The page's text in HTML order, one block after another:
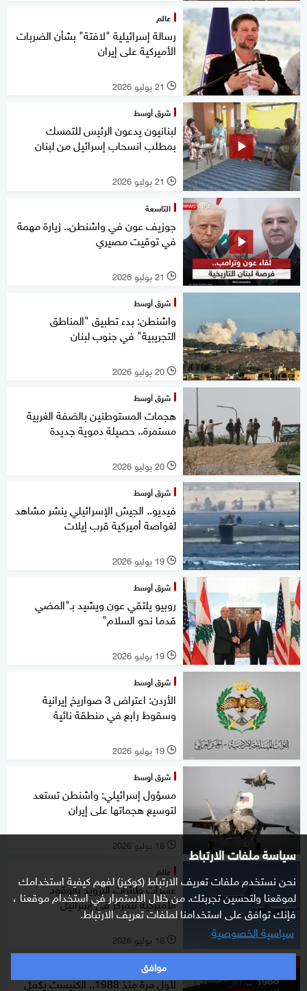
سياسة ملفات الارتباط
نحن نستخدم ملفات تعريف الارتباط (كوكيز) لفهم كيفية استخدامك
لموقعنا ولتحسين تجربتك. من خلال الاستمرار في استخدام موقعنا ،
فإنك توافق على استخدامنا لملفات تعريف الارتباط.
سياسية الخصوصية
موافق
عالم
رسالة إسرائيلية "لافتة" بشأن الضربات
الأميركية على إيران
l 21 يوليو 2026
شرق أوسط
لبنانيون يدعون الرئيس للتمسك
بمطلب انسحاب إسرائيل من لبنان
l 21 يوليو 2026
التاسعة
جوزيف عون في واشنطن.. زيارة مهمة
في توقيت مصيري
l 21 يوليو 2026
شرق أوسط
واشنطن: بدء تطبيق "المناطق
التجريبية" في جنوب لبنان
l 20 يوليو 2026
شرق أوسط
هجمات المستوطنين بالضفة الغربية
مستمرة.. حصيلة دموية جديدة
l 20 يوليو 2026
شرق أوسط
فيديو.. الجيش الإسرائيلي ينشر مشاهد
لغواصة أميركية قرب إيلات
l 19 يوليو 2026
شرق أوسط
روبيو يلتقي عون ويشيد بـ"المضي
قدما نحو السلام"
l 19 يوليو 2026
شرق أوسط
الأردن: اعتراض 3 صواريخ إيرانية
وسقوط رابع في منطقة نائية
l 19 يوليو 2026
شرق أوسط
مسؤول إسرائيلي: واشنطن تستعد
لتوسيع هجماتها على إيران
l 18 يوليو 2026
عالم
عشرات طائرات التزويد بالوقود
الأميركية تتمركز في إسرائيل
l 18 يوليو 2026
ستوديوone مع فضيلة
لأول مرة منذ 1988.. الكنيست يكمل